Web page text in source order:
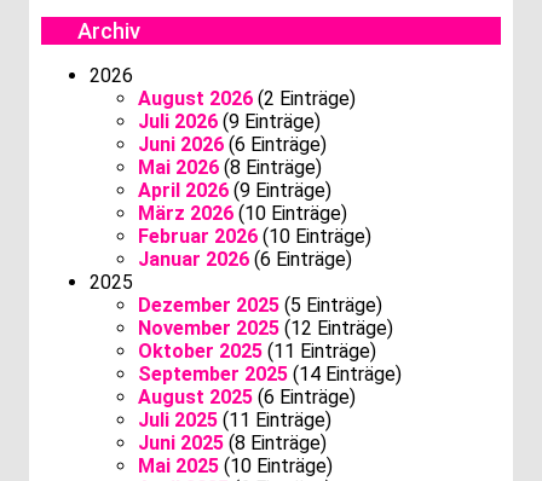
Archiv
2026
August 2026 (2 Einträge)
Juli 2026 (9 Einträge)
Juni 2026 (6 Einträge)
Mai 2026 (8 Einträge)
April 2026 (9 Einträge)
März 2026 (10 Einträge)
Februar 2026 (10 Einträge)
Januar 2026 (6 Einträge)
2025
Dezember 2025 (5 Einträge)
November 2025 (12 Einträge)
Oktober 2025 (11 Einträge)
September 2025 (14 Einträge)
August 2025 (6 Einträge)
Juli 2025 (11 Einträge)
Juni 2025 (8 Einträge)
Mai 2025 (10 Einträge)